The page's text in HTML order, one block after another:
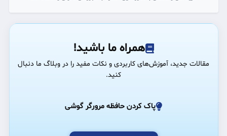
همراه ما باشید!
مقالات جدید، آموزش‌های کاربردی و نکات مفید را در وبلاگ ما دنبال
کنید.
پاک کردن حافظه مرورگر گوشی